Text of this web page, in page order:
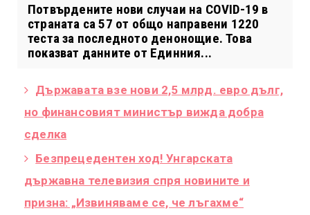
Потвърдените нови случаи на COVID-19 в
страната са 57 от общо направени 1220
теста за последното денонощие. Това
показват данните от Единния...
Държавата взе нови 2,5 млрд. евро дълг,
но финансовият министър вижда добра
сделка
Безпрецедентен ход! Унгарската
държавна телевизия спря новините и
призна: „Извиняваме се, че лъгахме“